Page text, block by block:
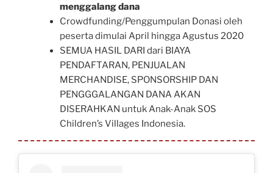
menggalang dana
Crowdfunding/Penggumpulan Donasi oleh
peserta dimulai April hingga Agustus 2020
SEMUA HASIL DARI dari BIAYA
PENDAFTARAN, PENJUALAN
MERCHANDISE, SPONSORSHIP DAN
PENGGGALANGAN DANA AKAN
DISERAHKAN untuk Anak-Anak SOS
Children’s Villages Indonesia.